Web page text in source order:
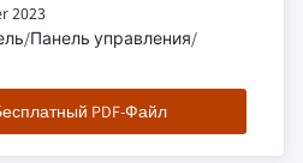
2023
Панель управления/
PDF-Файл